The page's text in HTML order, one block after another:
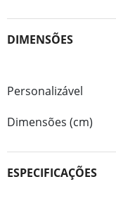
DIMENSÕES
Personalizável
Dimensões (cm)
ESPECIFICAÇÕES